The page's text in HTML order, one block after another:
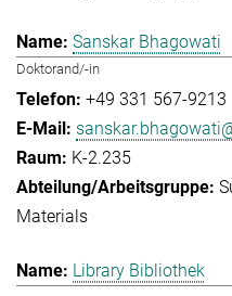
Sanskar Bhagowati
Doktorand/-in
+49 331 567-9213
K-2.235
Materials
Library Bibliothek